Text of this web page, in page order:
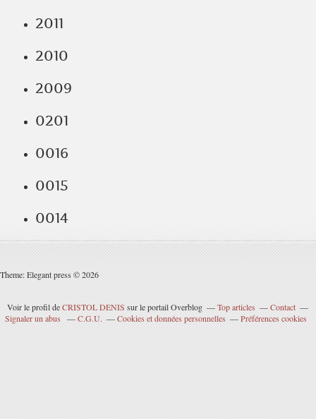
2011
2010
2009
0201
0016
0015
0014
Theme: Elegant press © 2026
Voir le profil deCRISTOL DENIS sur le portail Overblog Top articles
Contact
Signaler un abus
C.G.U. Cookies et données personnelles Préférences cookies